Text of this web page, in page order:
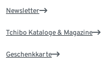
Newsletter
Tchibo Kataloge & Magazine
Geschenkkarte